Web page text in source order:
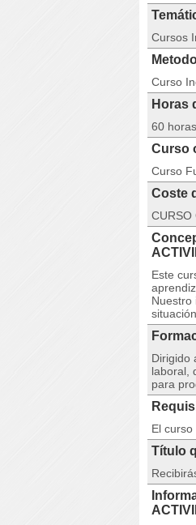
Cursos
Curso
Horas
60 horas
Curso
Curso
Coste
CURSO
Este
Nuestro
Dirigido
laboral,
para
El
Título